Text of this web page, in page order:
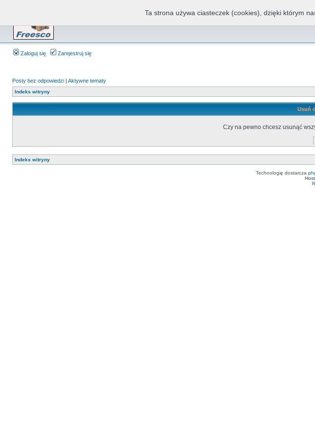
Zaloguj się Zarejestruj się
Posty bez odpowiedzi | Aktywne tematy
Indeks witryny
Usuń
Czy na pewno chcesz usunąć
Indeks witryny
Technologię dostarcza
Ta strona używa ciasteczek (cookies), dzięki którym